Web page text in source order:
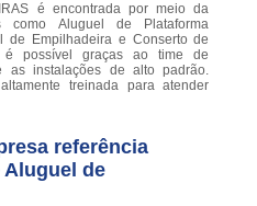
é encontrada por meio da
como Aluguel de Plataforma
de Empilhadeira e Conserto de
é possível graças ao time de
as instalações de alto padrão.
treinada para atender
referência
Aluguel de